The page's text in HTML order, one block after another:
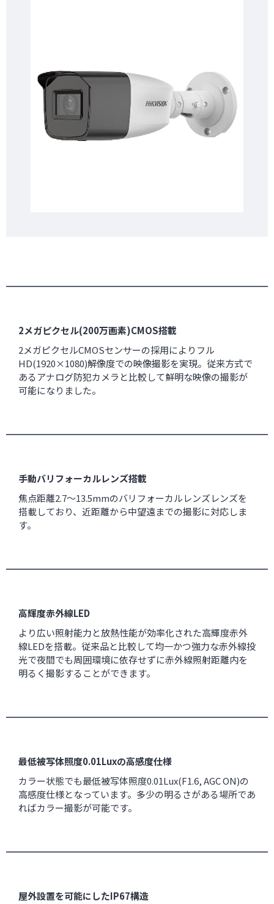
2メガピクセル(200万画素)CMOS搭載
2メガピクセルCMOSセンサーの採用によりフル
HD(1920×1080)解像度での映像撮影を実現。従来方式で
あるアナログ防犯カメラと比較して鮮明な映像の撮影が
可能になりました。
手動バリフォーカルレンズ搭載
焦点距離2.7～13.5mmのバリフォーカルレンズレンズを
搭載しており、近距離から中望遠までの撮影に対応しま
す。
高輝度赤外線LED
より広い照射能力と放熱性能が効率化された高輝度赤外
線LEDを搭載。従来品と比較して均一かつ強力な赤外線投
光で夜間でも周囲環境に依存せずに赤外線照射距離内を
明るく撮影することができます。
最低被写体照度0.01Luxの高感度仕様
カラー状態でも最低被写体照度0.01Lux(F1.6, AGC ON)の
高感度仕様となっています。多少の明るさがある場所であ
ればカラー撮影が可能です。
屋外設置を可能にしたIP67構造